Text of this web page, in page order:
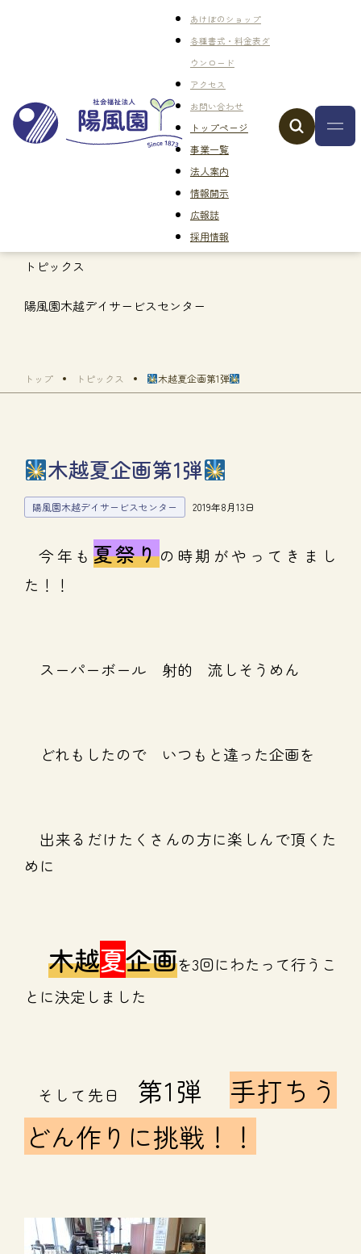
あけぼのショップ
各種書式・料金表ダ
ウンロード
アクセス
お問い合わせ
トップページ
事業一覧
法人案内
情報開示
広報誌
採用情報
トピックス
陽風園木越デイサービスセンター
トップ トピックス 木越夏企画第1弾
木越夏企画第1弾
陽風園木越デイサービスセンター 2019年8月13日
今年も 夏祭りの時期がやってきまし
た！！
スーパーボール 射的 流しそうめん
どれもしたので いつもと違った企画を
出来るだけたくさんの方に楽しんで頂くた
めに
木越夏企画を3回にわたって行うこ
とに決定しました
そして先日 第1弾 手打ちう
どん作りに挑戦！！